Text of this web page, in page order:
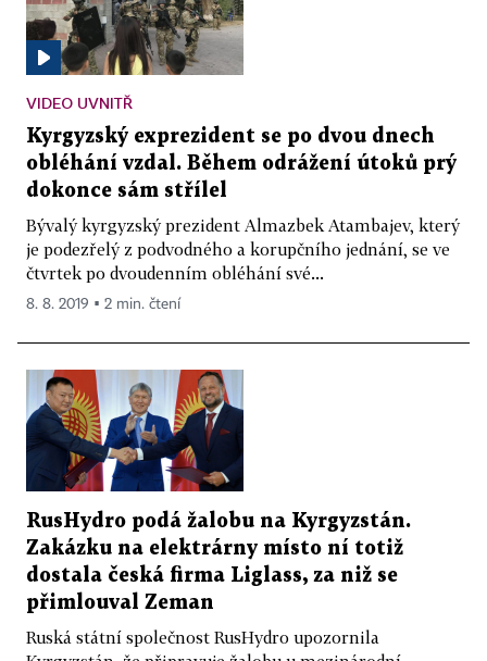
VIDEO UVNITŘ
Kyrgyzský exprezident se po dvou dnech
obléhání vzdal. Během odrážení útoků prý
dokonce sám střílel
Bývalý kyrgyzský prezident Almazbek Atambajev, který
je podezřelý z podvodného a korupčního jednání, se ve
čtvrtek po dvoudenním obléhání své...
8. 8. 2019 ▪ 2 min. čtení
RusHydro podá žalobu na Kyrgyzstán.
Zakázku na elektrárny místo ní totiž
dostala česká firma Liglass, za niž se
přimlouval Zeman
Ruská státní společnost RusHydro upozornila